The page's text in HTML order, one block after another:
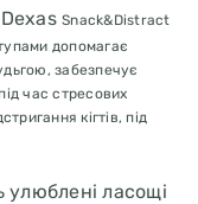
Snack&Distract
допомагає
забезпечує
час стресових
кігтів, під
улюблені ласощі